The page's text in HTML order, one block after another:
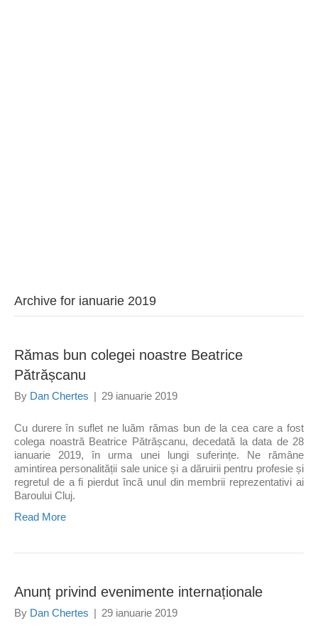
Archive for ianuarie 2019
Rămas bun colegei noastre Beatrice
Pătrășcanu
By Dan Chertes | 29 ianuarie 2019
Cu durere în suflet ne luăm rămas bun de la cea care a fost
colega noastră Beatrice Pătrășcanu, decedată la data de 28
ianuarie 2019, în urma unei lungi suferințe. Ne rămâne
amintirea personalității sale unice și a dăruirii pentru profesie și
regretul de a fi pierdut încă unul din membrii reprezentativi ai
Baroului Cluj.
Read More
Anunț privind evenimente internaționale
By Dan Chertes | 29 ianuarie 2019